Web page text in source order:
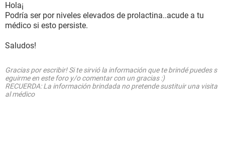
Hola¡
Podría ser por niveles elevados de prolactina..acude a tu
médico si esto persiste.
Saludos!
Gracias por escribir! Si te sirvió la información que te brindé puedes s
eguirme en este foro y/o comentar con un gracias :)
RECUERDA: La información brindada no pretende sustituir una visita
al médico